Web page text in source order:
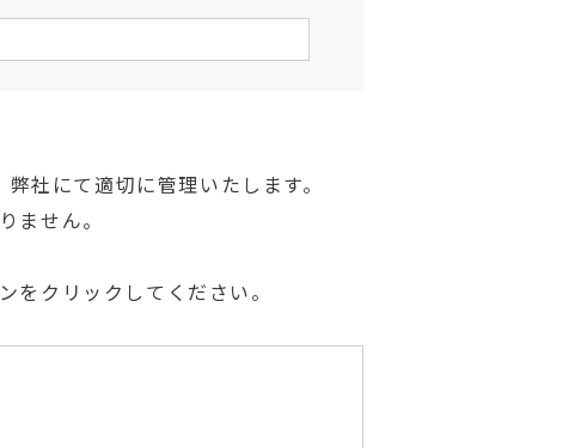
社にて適切に管理いたします。
ません。
クリックしてください。